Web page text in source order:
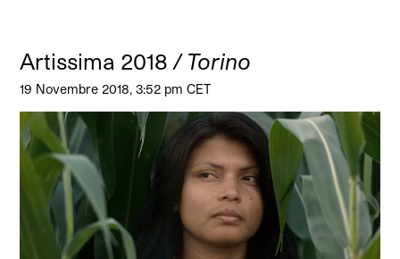
Artissima 2018/ Torino
19 Novembre 2018, 3:52 pm CET